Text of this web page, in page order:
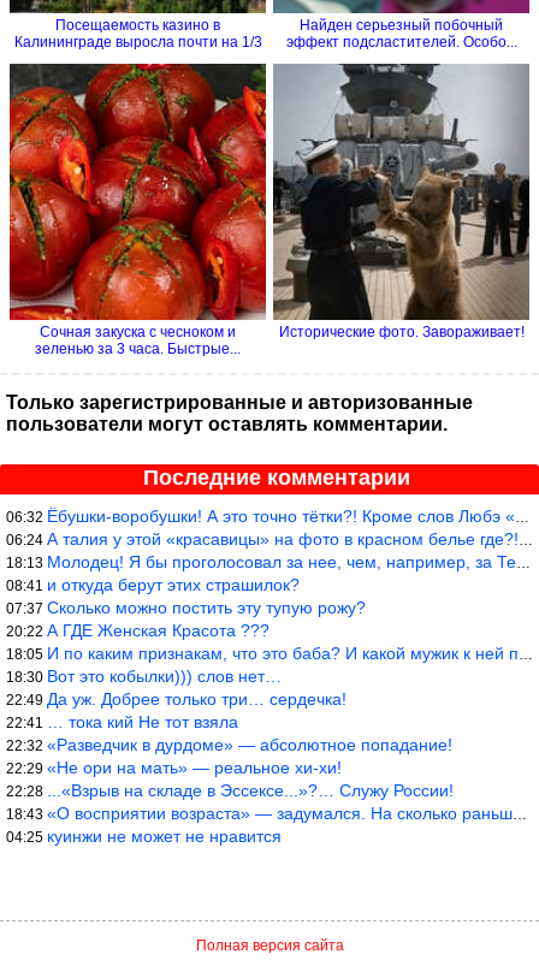
Посещаемость казино в
Калининграде выросла почти на 1/3
Найден серьезный побочный
эффект подсластителей. Особо...
Сочная закуска с чесноком и
зеленью за 3 часа. Быстрые...
Исторические фото. Завораживает!
Только зарегистрированные и авторизованные
пользователи могут оставлять комментарии.
Последние комментарии
06:32 Ёбушки-воробушки! А это точно тётки?! Кроме слов Любэ «ты агрега
06:24 А талия у этой «красавицы» на фото в красном белье где?!)))
18:13 Молодец! Я бы проголосовал за нее, чем, например, за Терешкову!
08:41 и откуда берут этих страшилок?
07:37 Сколько можно постить эту тупую рожу?
20:22 А ГДЕ Женская Красота ???
18:05 И по каким признакам, что это баба? И какой мужик к ней приблизи
18:30 Вот это кобылки))) слов нет…
22:49 Да уж. Добрее только три… сердечка!
22:41 … тока кий Не тот взяла
22:32 «Разведчик в дурдоме» — абсолютное попадание!
22:29 «Не ори на мать» — реальное хи-хи!
22:28 ...«Взрыв на складе в Эссексе...»?… Служу России!
18:43 «О восприятии возраста» — задумался. На сколько раньше быстрее в
04:25 куинжи не может не нравится
Полная версия сайта